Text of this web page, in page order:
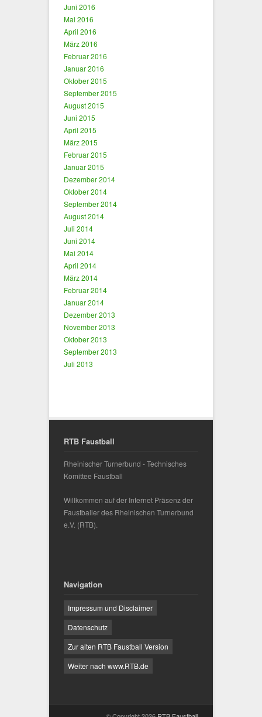
Juni 2016
Mai 2016
April 2016
März 2016
Februar 2016
Januar 2016
Oktober 2015
September 2015
August 2015
Juni 2015
April 2015
März 2015
Februar 2015
Januar 2015
Dezember 2014
Oktober 2014
September 2014
August 2014
Juli 2014
Juni 2014
Mai 2014
April 2014
März 2014
Februar 2014
Januar 2014
Dezember 2013
November 2013
Oktober 2013
September 2013
Juli 2013
RTB Faustball
Rheinischer Turnerbund - Technisches
Komittee Faustball
Willkommen auf der Internet Präsenz der
Faustballer des Rheinischen Turnerbund
e.V. (RTB).
Navigation
Impressum und Disclaimer
Datenschutz
Zur alten RTB Faustball Version
Weiter nach www.RTB.de